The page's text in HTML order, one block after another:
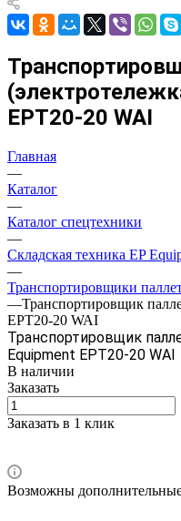
EPT20-20 WAI
Главная
—
Каталог
—
Каталог спецтехники
—
Складская техника EP
—
Транспортировщики
—Транспортировщик
EPT20-20 WAI
Транспортировщик
Equipment EPT20-20 WAI
В наличии
Заказать
Заказать в 1 клик
Возможны